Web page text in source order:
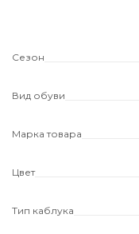
Сезон
Вид обуви
Марка товара
Цвет
Тип каблука